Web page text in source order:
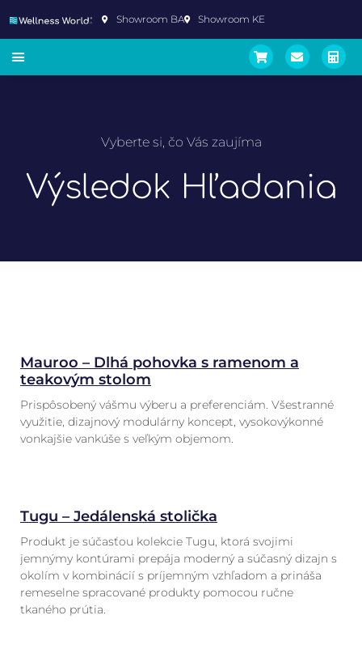
Showroom BA Showroom KE
Vyberte si, čo Vás zaujíma
Výsledok Hľadania
Mauroo – Dlhá pohovka s ramenom a
teakovým stolom
Prispôsobený vášmu výberu a preferenciám. Všestranné
využitie, dizajnový modulárny koncept, vysokovýkonné
vonkajšie vankúše s veľkým objemom.
Tugu – Jedálenská stolička
Produkt je súčasťou kolekcie Tugu, ktorá svojimi
jemnýmy kontúrami prepája moderný a súčasný dizajn s
okolím v kombinácií s príjemným vzhľadom a prináša
remeselne spracované produkty pomocou ručne
tkaného prútia.